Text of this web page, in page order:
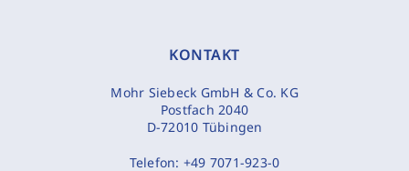
KONTAKT
Mohr Siebeck GmbH & Co. KG
Postfach 2040
D-72010 Tübingen
Telefon: +49 7071-923-0